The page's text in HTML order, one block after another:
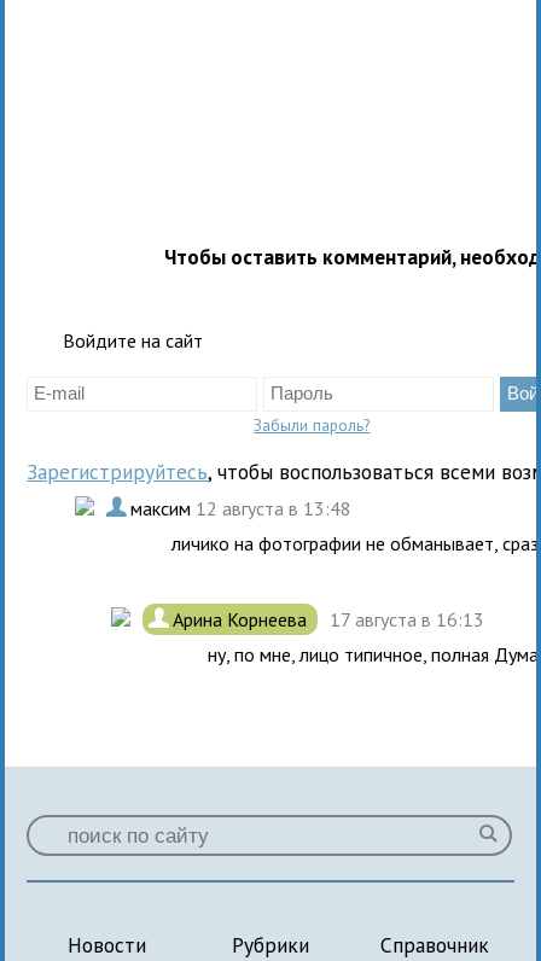
Чтобы оставить комментарий,
Войдите на сайт
Забыли пароль?
Зарегистрируйтесь, чтобы воспользоваться всеми
. максим 12 августа в 13:48
личико на фотографии не обманывает,
. Арина Корнеева
17 августа в 16:13
ну, по мне, лицо типичное, полная
Новости Рубрики Справочник